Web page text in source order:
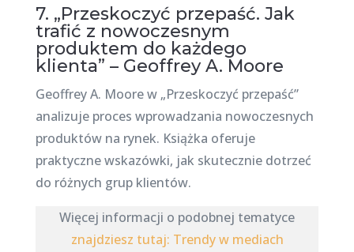
7. „Przeskoczyć przepaść. Jak
trafić z nowoczesnym
produktem do każdego
klienta” – Geoffrey A. Moore
Geoffrey A. Moore w „Przeskoczyć przepaść”
analizuje proces wprowadzania nowoczesnych
produktów na rynek. Książka oferuje
praktyczne wskazówki, jak skutecznie dotrzeć
do różnych grup klientów.
Więcej informacji o podobnej tematyce
znajdziesz tutaj: Trendy w mediach